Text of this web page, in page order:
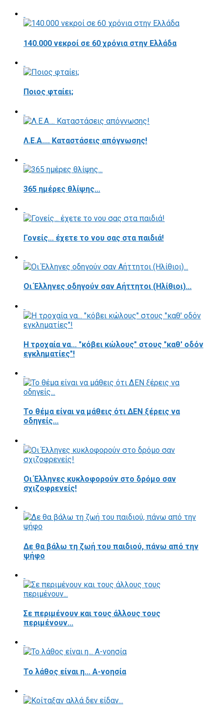
140.000 νεκροί σε 60 χρόνια στην Ελλάδα
Ποιος φταίει;
Λ.Ε.Α.... Καταστάσεις απόγνωσης!
365 ημέρες θλίψης...
Γονείς... έχετε το νου σας στα παιδιά!
Οι Έλληνες οδηγούν σαν Αήττητοι (Ηλίθιοι)...
Η τροχαία να... "κόβει κώλους" στους "καθ' οδόν
εγκληματίες"!
Το θέμα είναι να μάθεις ότι ΔΕΝ ξέρεις να
οδηγείς...
Οι Έλληνες κυκλοφορούν στο δρόμο σαν
σχιζοφρενείς!
Δε θα βάλω τη ζωή του παιδιού, πάνω από την
ψήφο
Σε περιμένουν και τους άλλους τους
περιμένουν...
Το λάθος είναι η... Α-νοησία